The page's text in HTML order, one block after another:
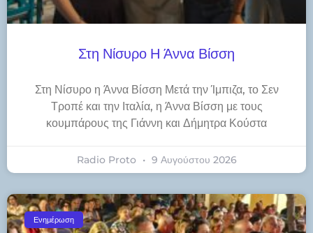
Στη Νίσυρο Η Άννα Βίσση
Στη Νίσυρο η Άννα Βίσση Μετά την Ίμπιζα, το Σεν
Τροπέ και την Ιταλία, η Άννα Βίσση με τους
κουμπάρους της Γιάννη και Δήμητρα Κούστα
Radio Proto 9 Αυγούστου 2026
Ενημέρωση